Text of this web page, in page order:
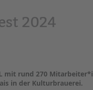
WOHNEN
2024
mit rund 270
in der Kulturbrauerei.